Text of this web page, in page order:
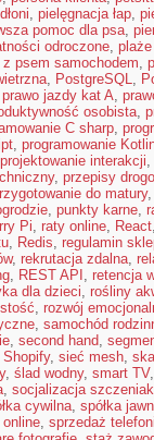
, pielęgnacja łap,
pomoc dla psa,
odroczone,
z psem samochodem,
, PostgreSQL,
prawo jazdy kat A,
osobista,
C sharp,
, programowanie
projektowanie interakcji,
, przepisy
do matury,
, punkty karne,
Pi, raty online, React,
, Redis, regulamin
, rekrutacja zdalna,
, REST API , retencja
dla dzieci, rośliny
, rozwój
, samochód
, second hand,
Shopify, sieć mesh,
, ślad wodny, smart TV,
, socjalizacja
cywilna, spółka
, sprzedaż